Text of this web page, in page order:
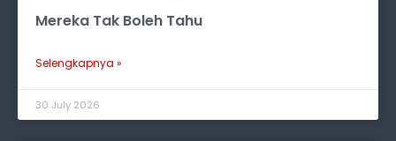
Mereka Tak Boleh Tahu
Selengkapnya »
30 July 2026